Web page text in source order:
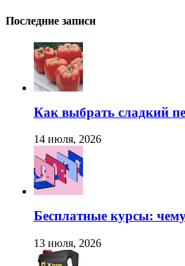
Последние записи
Как выбрать сладкий
14 июля, 2026
Бесплатные курсы:
13 июля, 2026